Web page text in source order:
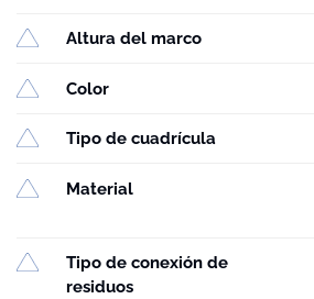
Altura del marco
Color
Tipo de cuadrícula
Material
Tipo de conexión de
residuos